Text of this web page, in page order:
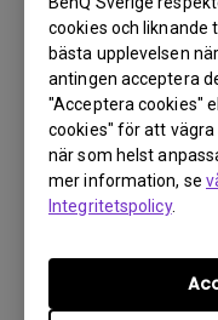
cookies och liknande
bästa upplevelsen
antingen acceptera
"Acceptera cookies"
cookies" för att vägra
när som helst
mer information, se
Integritetspolicy.
Förare
WHQL Driver